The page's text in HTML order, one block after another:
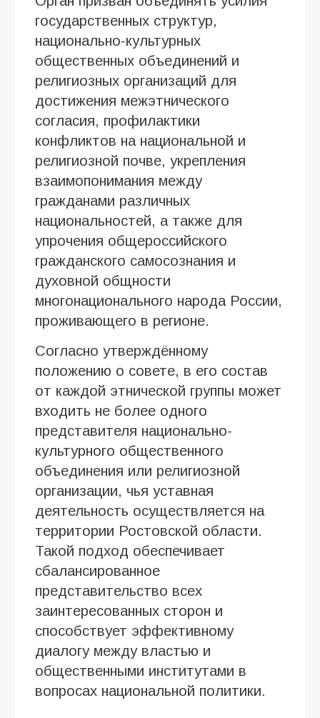
государственных структур,
национально-культурных
общественных объединений и
религиозных организаций для
достижения межэтнического
согласия, профилактики
конфликтов на национальной и
религиозной почве, укрепления
взаимопонимания между
гражданами различных
национальностей, а также для
упрочения общероссийского
гражданского самосознания и
духовной общности
многонационального народа России,
проживающего в регионе.
Согласно утверждённому
положению о совете, в его состав
от каждой этнической группы может
входить не более одного
представителя национально-
культурного общественного
объединения или религиозной
организации, чья уставная
деятельность осуществляется на
территории Ростовской области.
Такой подход обеспечивает
сбалансированное
представительство всех
заинтересованных сторон и
способствует эффективному
диалогу между властью и
общественными институтами в
вопросах национальной политики.